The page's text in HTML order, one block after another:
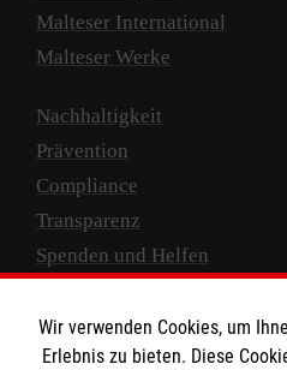
Malteser International
Malteser Werke
Nachhaltigkeit
Prävention
Compliance
Transparenz
Spenden und Helfen
Empfänger: Malteser
Wir verwenden Cookies, um
Erlebnis zu bieten. Diese